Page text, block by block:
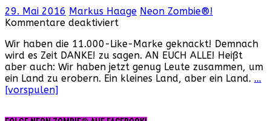
29. Mai 2016 Markus Haage Neon Zombie®!
Kommentare deaktiviertfür
Likes!
Wir haben die 11.000-Like-Marke geknackt! Demnach
wird es Zeit DANKE! zu sagen. AN EUCH ALLE! Heißt
aber auch: Wir haben jetzt genug Leute zusammen, um
ein Land zu erobern. Ein kleines Land, aber ein Land. …
[vorspulen]